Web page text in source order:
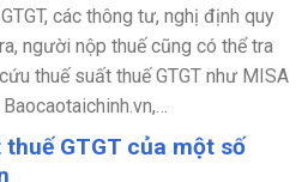
các thông tư, nghị định quy
người nộp thuế cũng có thể tra
thuế suất thuế GTGT như MISA
GTGT của một số